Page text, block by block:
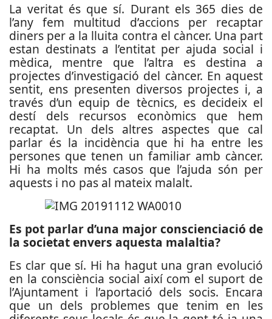
La veritat és que sí. Durant els 365 dies de
l’any fem multitud d’accions per recaptar
diners per a la lluita contra el càncer. Una part
estan destinats a l’entitat per ajuda social i
mèdica, mentre que l’altra es destina a
projectes d’investigació del càncer. En aquest
sentit, ens presenten diversos projectes i, a
través d’un equip de tècnics, es decideix el
destí dels recursos econòmics que hem
recaptat. Un dels altres aspectes que cal
parlar és la incidència que hi ha entre les
persones que tenen un familiar amb càncer.
Hi ha molts més casos que l’ajuda són per
aquests i no pas al mateix malalt.
Es pot parlar d’una major conscienciació de
la societat envers aquesta malaltia?
Es clar que sí. Hi ha hagut una gran evolució
en la consciència social així com el suport de
l’Ajuntament i l’aportació dels socis. Encara
que un dels problemes que tenim en les